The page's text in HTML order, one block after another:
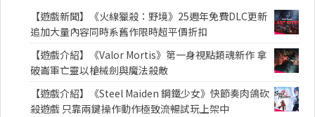
【遊戲新聞】《火線獵殺：野境》25週年免費DLC更新
追加大量內容同時系舊作限時超平價折扣
【遊戲介紹】《Valor Mortis》第一身視點類魂新作 拿
破崙軍亡靈以槍械劍與魔法殺敵
【遊戲介紹】《Steel Maiden 鋼鐵少女》快節奏肉鴿砍
殺遊戲 只靠兩鍵操作動作極致流暢試玩上架中